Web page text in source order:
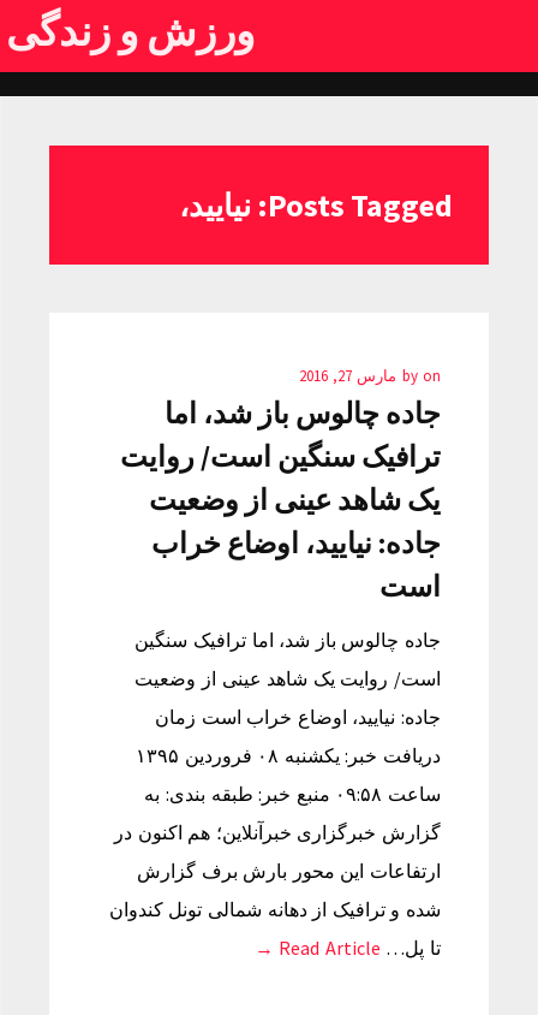
ورزش و زندگی
Posts Tagged: نیایید،
by on مارس 27, 2016
جاده چالوس باز شد، اما
ترافیک سنگین است/ روایت
یک شاهد عینی از وضعیت
جاده: نیایید، اوضاع خراب
است
جاده چالوس باز شد، اما ترافیک سنگین
است/ روایت یک شاهد عینی از وضعیت
جاده: نیایید، اوضاع خراب است زمان
دریافت خبر: یکشنبه ۰۸ فروردین ۱۳۹۵
ساعت ۰۹:۵۸ منبع خبر: طبقه بندی: به
گزارش خبرگزاری خبرآنلاین؛ هم اکنون در
ارتفاعات این محور بارش برف گزارش
شده و ترافیک از دهانه شمالی تونل کندوان
تا پل… Read Article →